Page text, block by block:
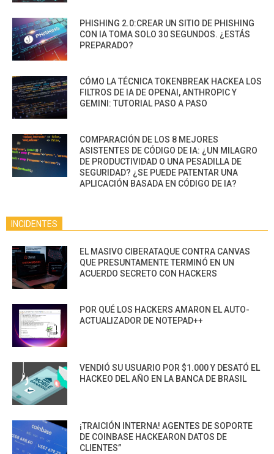
PHISHING 2.0:CREAR UN SITIO DE PHISHING
CON IA TOMA SOLO 30 SEGUNDOS. ¿ESTÁS
PREPARADO?
CÓMO LA TÉCNICA TOKENBREAK HACKEA LOS
FILTROS DE IA DE OPENAI, ANTHROPIC Y
GEMINI: TUTORIAL PASO A PASO
COMPARACIÓN DE LOS 8 MEJORES
ASISTENTES DE CÓDIGO DE IA: ¿UN MILAGRO
DE PRODUCTIVIDAD O UNA PESADILLA DE
SEGURIDAD? ¿SE PUEDE PATENTAR UNA
APLICACIÓN BASADA EN CÓDIGO DE IA?
INCIDENTES
EL MASIVO CIBERATAQUE CONTRA CANVAS
QUE PRESUNTAMENTE TERMINÓ EN UN
ACUERDO SECRETO CON HACKERS
POR QUÉ LOS HACKERS AMARON EL AUTO-
ACTUALIZADOR DE NOTEPAD++
VENDIÓ SU USUARIO POR $1.000 Y DESATÓ EL
HACKEO DEL AÑO EN LA BANCA DE BRASIL
¡TRAICIÓN INTERNA! AGENTES DE SOPORTE
DE COINBASE HACKEARON DATOS DE
CLIENTES”